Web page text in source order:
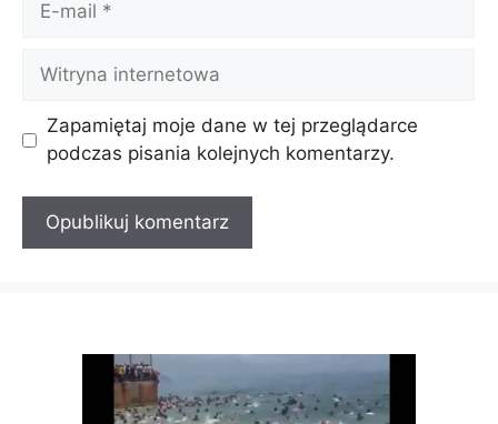
Witryna
internetowa
Zapamiętaj moje dane w tej przeglądarce
podczas pisania kolejnych komentarzy.